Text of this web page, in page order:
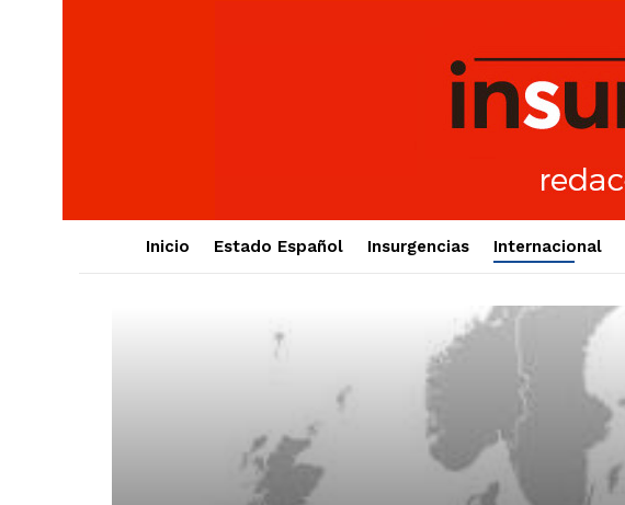
Inicio Estado Español Insurgencias Internacional